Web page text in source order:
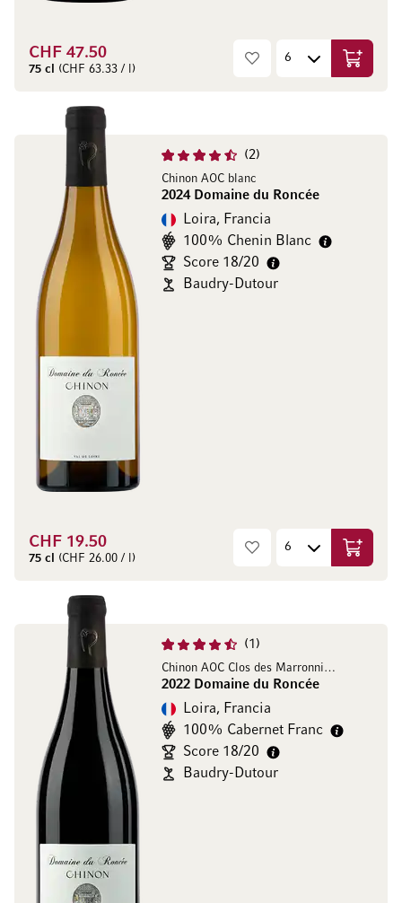
CHF 47.50
75 cl (CHF 63.33 / l)
2
Chinon AOC blanc
2024 Domaine du Roncée
Loira, Francia
100% Chenin Blanc
Score 18/20
Baudry-Dutour
CHF 19.50
75 cl (CHF 26.00 / l)
1
Chinon AOC Clos des Marronniers
2022 Domaine du Roncée
Loira, Francia
100% Cabernet Franc
Score 18/20
Baudry-Dutour